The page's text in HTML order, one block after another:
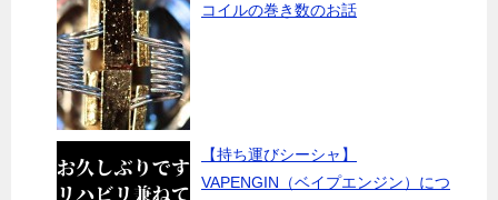
コイルの巻き数のお話
【持ち運びシーシャ】
VAPENGIN（ベイプエンジン）につ